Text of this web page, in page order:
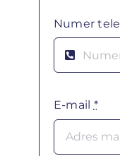
Numer
E-mail *